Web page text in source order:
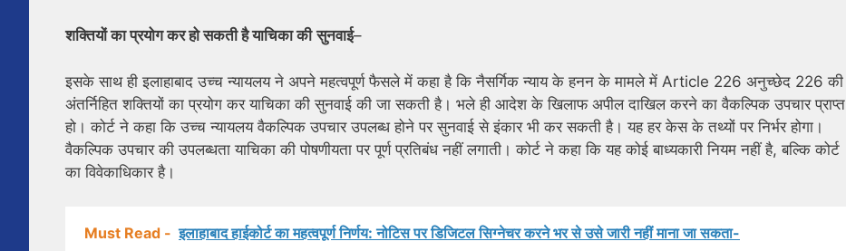
शक्तियों का प्रयोग कर हो सकती है याचिका की सुनवाई–
इसके साथ ही इलाहाबाद उच्च न्यायलय ने अपने महत्वपूर्ण फैसले में कहा है कि नैसर्गिक न्याय के हनन के मामले में Article 226 अनुच्छेद 226 की
अंतर्निहित शक्तियों का प्रयोग कर याचिका की सुनवाई की जा सकती है। भले ही आदेश के खिलाफ अपील दाखिल करने का वैकल्पिक उपचार प्राप्त
हो। कोर्ट ने कहा कि उच्च न्यायलय वैकल्पिक उपचार उपलब्ध होने पर सुनवाई से इंकार भी कर सकती है। यह हर केस के तथ्यों पर निर्भर होगा।
वैकल्पिक उपचार की उपलब्धता याचिका की पोषणीयता पर पूर्ण प्रतिबंध नहीं लगाती। कोर्ट ने कहा कि यह कोई बाध्यकारी नियम नहीं है, बल्कि कोर्ट
का विवेकाधिकार है।
Must Read - इलाहाबाद हाईकोर्ट का महत्वपूर्ण निर्णय: नोटिस पर डिजिटल सिग्नेचर करने भर से उसे जारी नहीं माना जा सकता-